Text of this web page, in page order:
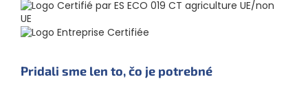
Pridali sme len to, čo je potrebné